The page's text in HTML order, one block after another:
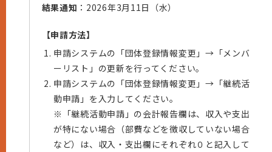
結果通知 ：2026年3月11日（水）
【申請方法】
申請システムの「団体登録情報変更」→「メンバ
ーリスト」の更新を行ってください。
申請システムの「団体登録情報変更」→「継続活
動申請」を入力してください。
※「継続活動申請」の会計報告欄は、収入や支出
が特にない場合（部費などを徴収していない場合
など）は、収入・支出欄にそれぞれ０と記入して